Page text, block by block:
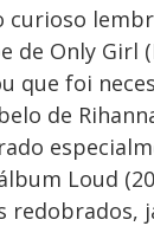
curioso
de Only Girl
que foi
de
Loud
redobrados,